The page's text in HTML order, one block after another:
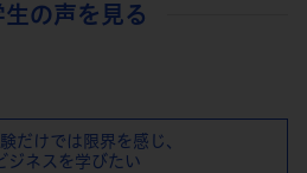
生の声を見る
だけでは限界を感じ、
ジネスを学びたい